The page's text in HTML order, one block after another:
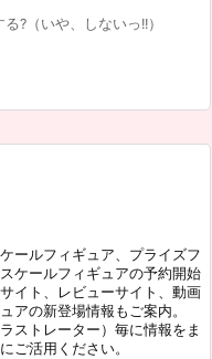
?（いや、しないっ!!）
ールフィギュア、プライズフ
ケールフィギュアの予約開始
イト、レビューサイト、動画
アの新登場情報もご案内。
ストレーター）毎に情報をま
ご活用ください。